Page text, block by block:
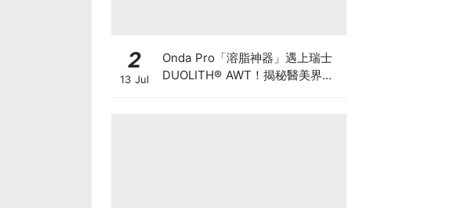
2
13 Jul
Onda Pro「溶脂神器」遇上瑞士
DUOLITH® AWT！揭秘醫美界悄